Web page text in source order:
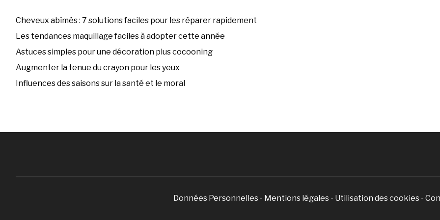
Cheveux abîmés : 7 solutions faciles pour les réparer rapidement
Les tendances maquillage faciles à adopter cette année
Astuces simples pour une décoration plus cocooning
Augmenter la tenue du crayon pour les yeux
Influences des saisons sur la santé et le moral
Données Personnelles - Mentions légales - Utilisation des cookies -